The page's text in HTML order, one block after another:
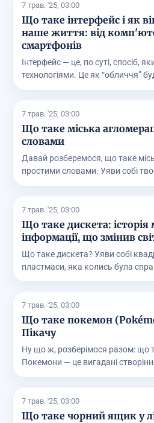
7 трав. '25, 03:00
Що таке інтерфейс і як
наше життя: від
смартфонів
Інтерфейс — це, по суті, спосіб,
технологіями. Це як “обличчя”
7 трав. '25, 03:00
Що таке міська
словами
Давай розберемося, що таке
простими словами. Уяви собі
7 трав. '25, 03:00
Що таке дискета: історія
інформації, що змінив
Що таке дискета? Уяви собі
пластмаси, яка колись була
7 трав. '25, 03:00
Що таке покемон
Пікачу
Ну що ж, розберімося разом: що
Покемони — це вигадані
7 трав. '25, 03:00
Що таке чорний ящик у